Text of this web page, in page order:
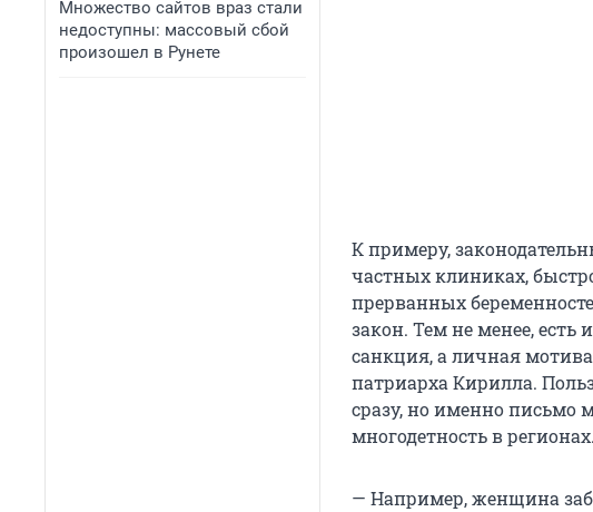
Множество сайтов враз стали
недоступны: массовый сбой
произошел в Рунете
К примеру,
частных клиниках,
прерванных
закон. Тем не менее,
санкция, а личная
патриарха Кирилла.
сразу, но именно письмо
многодетность в регионах.
— Например, женщина